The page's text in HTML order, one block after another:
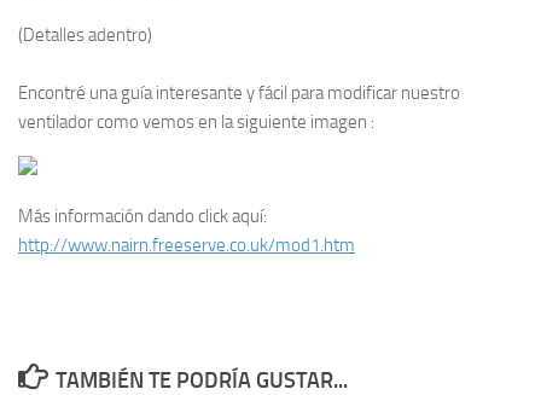
(Detalles adentro)
Encontré una guía interesante y fácil para modificar nuestro
ventilador como vemos en la siguiente imagen :
Más información dando click aquí:
http://www.nairn.freeserve.co.uk/mod1.htm
TAMBIÉN TE PODRÍA GUSTAR...